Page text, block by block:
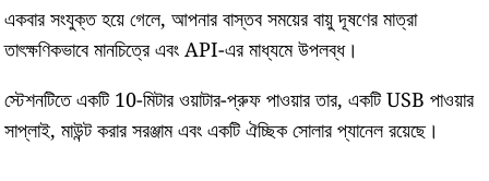
একবার সংযুক্ত হয়ে গেলে, আপনার বাস্তব সময়ের বায়ু দূষণের মাত্রা
তাৎক্ষণিকভাবে মানচিত্রে এবং API-এর মাধ্যমে উপলব্ধ।
স্টেশনটিতে একটি 10-মিটার ওয়াটার-প্রুফ পাওয়ার তার, একটি USB পাওয়ার
সাপ্লাই, মাউন্ট করার সরঞ্জাম এবং একটি ঐচ্ছিক সোলার প্যানেল রয়েছে।